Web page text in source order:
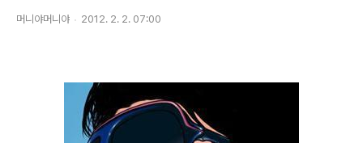
머니야머니야 2012. 2. 2. 07:00